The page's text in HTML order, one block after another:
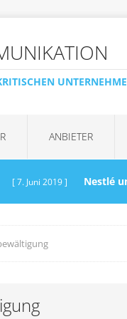
ANBIETER
[ 7. Juni 2019 ] Nestlé
Wasserglas AKTUELLE
Anfragen muss zügig